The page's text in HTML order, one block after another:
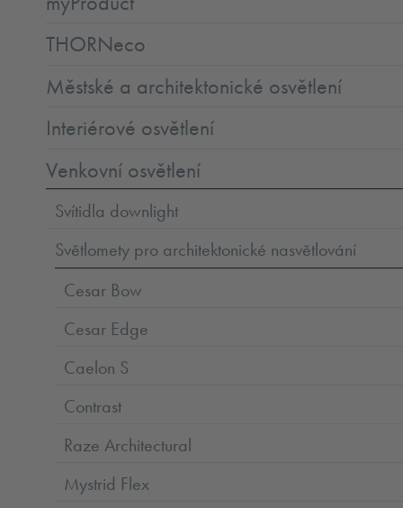
THORNeco
Městské a architektonické osvětlení
Interiérové osvětlení
Venkovní osvětlení
Svítidla downlight
Světlomety pro architektonické nasvětlování
Cesar Bow
Cesar Edge
Caelon S
Contrast
Raze Architectural
Mystrid Flex